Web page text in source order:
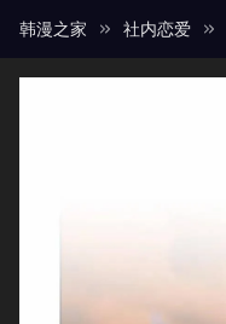
韩漫之家 社内恋爱